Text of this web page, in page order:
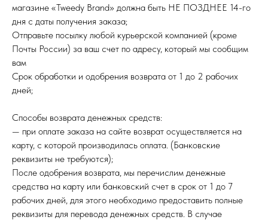
магазине «Tweedy Brand» должна быть НЕ ПОЗДНЕЕ 14-го
дня с даты получения заказа;
Отправьте посылку любой курьерской компанией (кроме
Почты России) за ваш счет по адресу, который мы сообщим
вам
Срок обработки и одобрения возврата от 1 до 2 рабочих
дней;
Способы возврата денежных средств:
— при оплате заказа на сайте возврат осуществляется на
карту, с которой производилась оплата. (Банковские
реквизиты не требуются);
После одобрения возврата, мы перечислим денежные
средства на карту или банковский счет в срок от 1 до 7
рабочих дней, для этого необходимо предоставить полные
реквизиты для перевода денежных средств. В случае